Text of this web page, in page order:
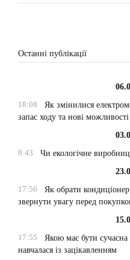
Останні публікації
18:08
Як змінилися
запас ходу та нові можливості
9:43
Чи екологічне
17:56
Як обрати
звернути увагу перед
17:55
Якою має бути
навчалася із зацікавленням